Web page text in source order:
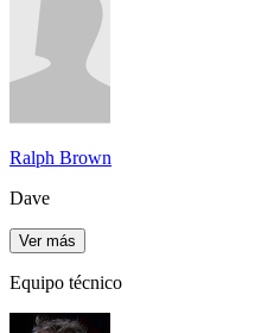
Ralph Brown
Dave
Ver más
Equipo técnico